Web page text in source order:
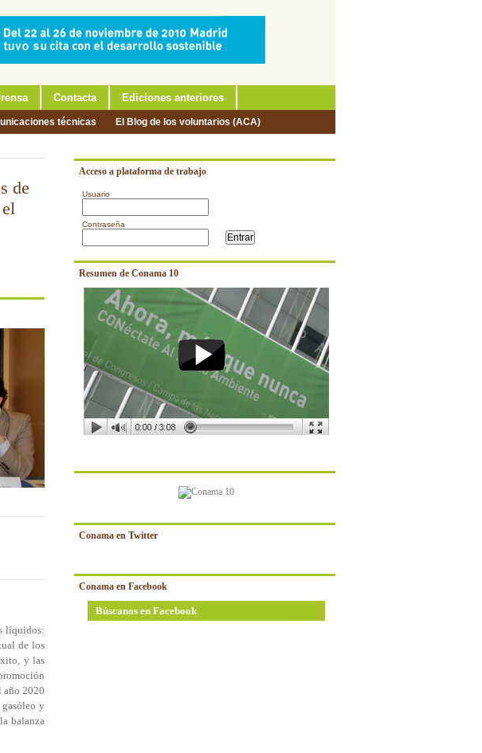
Contacta Ediciones anteriores
técnicas El Blog de los voluntarios (ACA)
Acceso a plataforma de trabajo
Usuario
Contraseña
Resumen de Conama 10
Conama en Twitter
Conama en Facebook
Búscanos en Facebook
de
líquidos:
de los
y las
año 2020
y
balanza